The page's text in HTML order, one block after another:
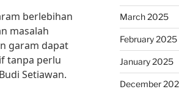
berlebihan
masalah
garam dapat
tanpa perlu
Setiawan.
March 2025
February 2025
January 2025
December